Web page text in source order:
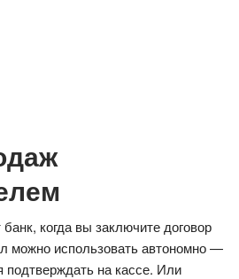
когда вы заключите договор
можно использовать автономно —
подтверждать на кассе. Или